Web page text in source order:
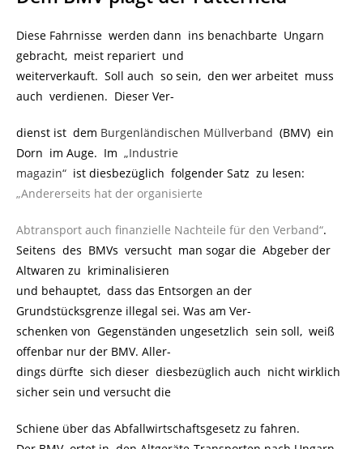
Diese Fahrnisse werden dann ins benachbarte Ungarn
gebracht, meist repariert und
weiterverkauft. Soll auch so sein, den wer arbeitet muss
auch verdienen. Dieser Ver-
dienst ist dem Burgenländischen Müllverband (BMV) ein
Dorn im Auge. Im „Industrie
magazin“ ist diesbezüglich folgender Satz zu lesen:
„Andererseits hat der organisierte
Abtransport auch finanzielle Nachteile für den Verband“.
Seitens des BMVs versucht man sogar die Abgeber der
Altwaren zu kriminalisieren
und behauptet, dass das Entsorgen an der
Grundstücksgrenze illegal sei. Was am Ver-
schenken von Gegenständen ungesetzlich sein soll, weiß
offenbar nur der BMV. Aller-
dings dürfte sich dieser diesbezüglich auch nicht wirklich
sicher sein und versucht die
Schiene über das Abfallwirtschaftsgesetz zu fahren.